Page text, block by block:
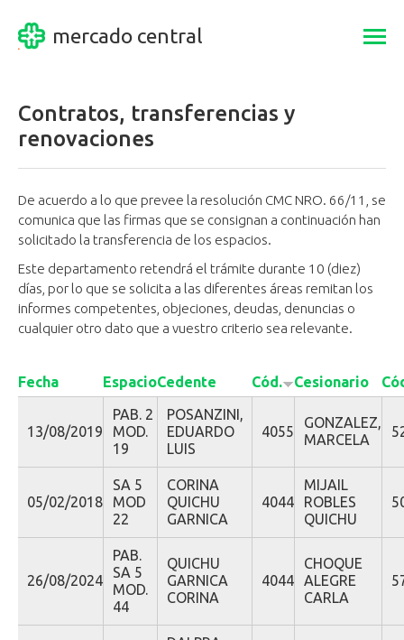
mercado central
Contratos, transferencias y
renovaciones
De acuerdo a lo que prevee la resolución CMC NRO. 66/11, se
comunica que las firmas que se consignan a continuación han
solicitado la transferencia de los espacios.
Este departamento retendrá el trámite durante 10 (diez)
días, por lo que se solicita a las diferentes áreas remitan los
informes competentes, objeciones, deudas, denuncias o
cualquier otro dato que a vuestro criterio sea relevante.
Fecha EspacioCedente Cód. Cesionario
13/08/2019
PAB. 2
MOD.
19
POSANZINI,
EDUARDO
LUIS
4055
GONZALEZ,
MARCELA
05/02/2018
SA 5
MOD
22
CORINA
QUICHU
GARNICA
4044
MIJAIL
ROBLES
QUICHU
26/08/2024
PAB.
SA 5
MOD.
44
QUICHU
GARNICA
CORINA
4044
CHOQUE
ALEGRE
CARLA